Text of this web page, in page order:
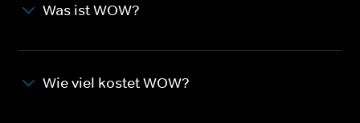
Was ist WOW?
Wie viel kostet WOW?